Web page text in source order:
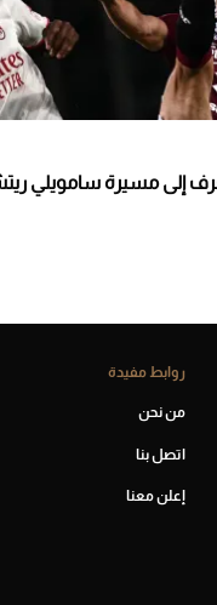
إلى مسيرة سامويلي
روابط مفيدة
من نحن
اتصل بنا
إعلن معنا